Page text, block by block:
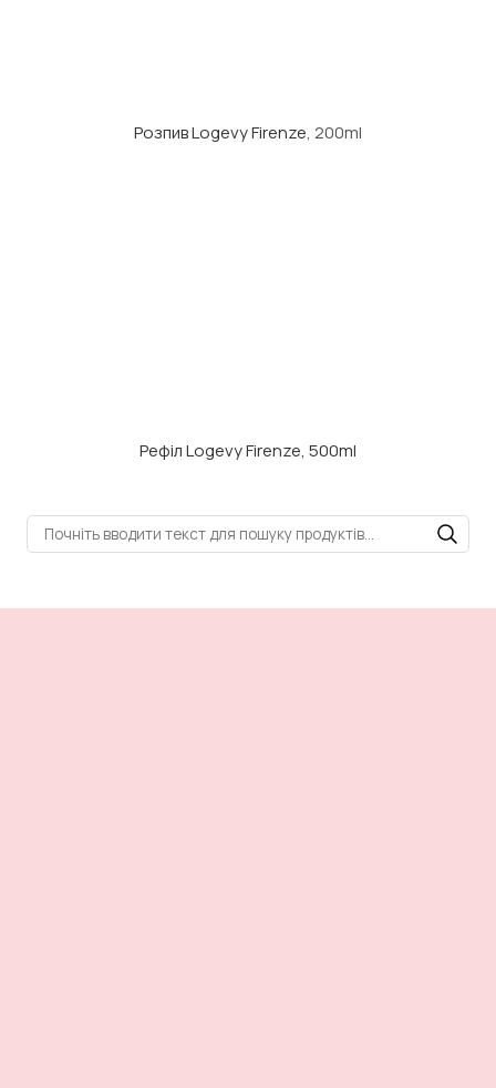
Розпив Logevy Firenze, 200ml
Рефіл Logevy Firenze, 500ml